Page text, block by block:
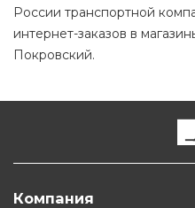
России транспортной
интернет-заказов в
Покровский.
Компания